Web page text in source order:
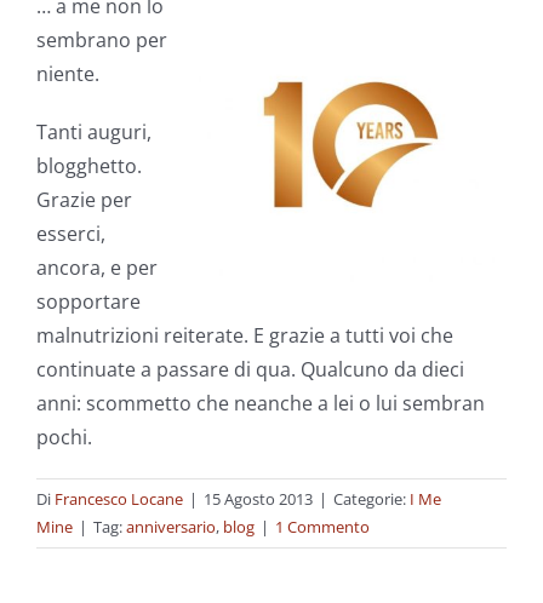
… a me non lo
sembrano per
niente.
Tanti auguri,
blogghetto.
Grazie per
esserci,
ancora, e per
sopportare
malnutrizioni reiterate. E grazie a tutti voi che
continuate a passare di qua. Qualcuno da dieci
anni: scommetto che neanche a lei o lui sembran
pochi.
Di Francesco Locane | 15 Agosto 2013 | Categorie: I Me
Mine | Tag:anniversario, blog | 1 Commento